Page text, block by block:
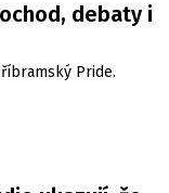
debaty i
Pride.